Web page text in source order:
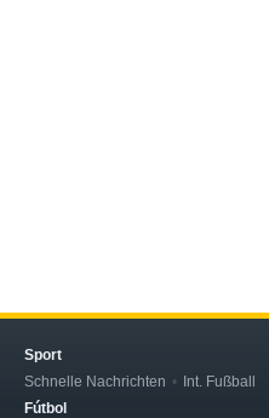
Sport
Schnelle Nachrichten
Int. Fußball
Fútbol